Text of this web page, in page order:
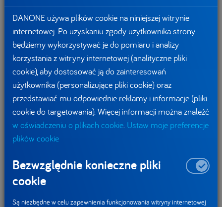
produkt, niezależnie od oceny w systemie może mieć swoje
miejsce w diecie.
3. Ocenia produkt jako całość, a nie poszczególne składniki
oddzielnie
Jedną z wyróżniających system Nutri-Score cech jest to, że
ocenia produkt jako całość, kompleksowo, a nie
poszczególne składniki indywidualnie. Tym samym Nutri-
Score wykracza poza powtórzenie informacji z opakowania,
takich jak lista składników i tabela wartości odżywczych.
Jest to jeden z nielicznych dostępnych systemów, który
dostarcza pogłębionych informacji poprzez dodanie oceny
zawartości składników, a zarazem ogólnej oceny wartości
żywieniowej produktu. Oznaczenie jest gotową interpretacją
informacji zawartych na etykiecie.
DANONE używa plików cookie na niniejszej witrynie
internetowej. Po uzyskaniu zgody użytkownika strony
będziemy wykorzystywać je do pomiaru i analizy
korzystania z witryny internetowej (analityczne pliki
cookie), aby dostosować ją do zainteresowań
użytkownika (personalizujące pliki cookie) oraz
przedstawiać mu odpowiednie reklamy i informacje (pliki
cookie do targetowania). Więcej informacji można znaleźć
w oświadczeniu o plikach cookie. Ustaw moje preferencje
plików cookie
Bezwzględnie konieczne pliki
cookie
Są niezbędne w celu zapewnienia funkcjonowania witryny internetowej